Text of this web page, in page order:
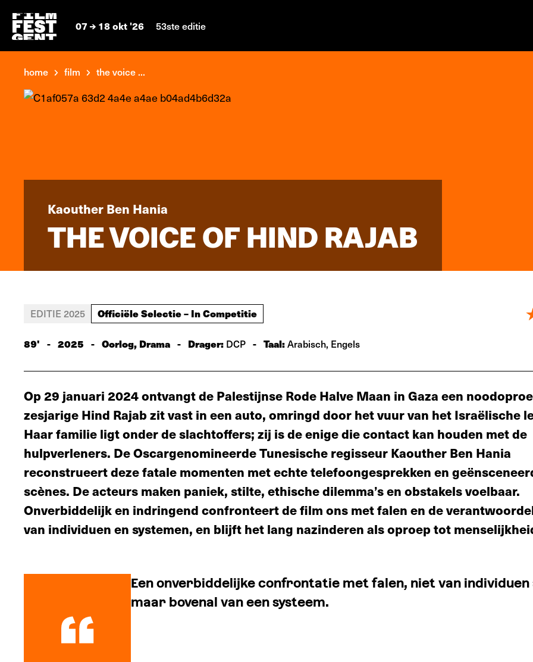
07 18 okt '26 53ste editie
home film the voice ...
Kaouther Ben Hania
THE VOICE OF HIND RAJAB
EDITIE 2025 Officiële Selectie – In Competitie
89' - 2025 - Oorlog, Drama - Drager: DCP - Taal:Arabisch, Engels
Op 29 januari 2024 ontvangt de Palestijnse Rode Halve Maan in Gaza een
zesjarige Hind Rajab zit vast in een auto, omringd door het vuur van het Israëlische
Haar familie ligt onder de slachtoffers; zij is de enige die contact kan houden met de
hulpverleners. De Oscargenomineerde Tunesische regisseur Kaouther Ben Hania
reconstrueert deze fatale momenten met echte telefoongesprekken en
scènes. De acteurs maken paniek, stilte, ethische dilemma’s en obstakels voelbaar.
Onverbiddelijk en indringend confronteert de film ons met falen en de
van individuen en systemen, en blijft het lang nazinderen als oproep tot
Een onverbiddelijke confrontatie met falen, niet van individuen
maar bovenal van een systeem.